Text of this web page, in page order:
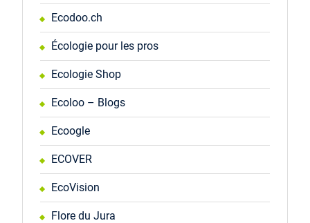
Ecodoo.ch
Écologie pour les pros
Ecologie Shop
Ecoloo – Blogs
Ecoogle
ECOVER
EcoVision
Flore du Jura